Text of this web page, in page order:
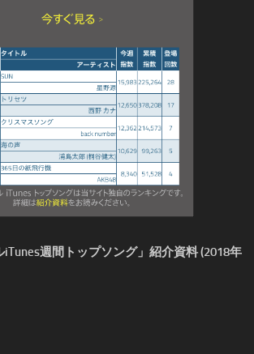
iTunes週間トップソング」紹介資料 (2018年